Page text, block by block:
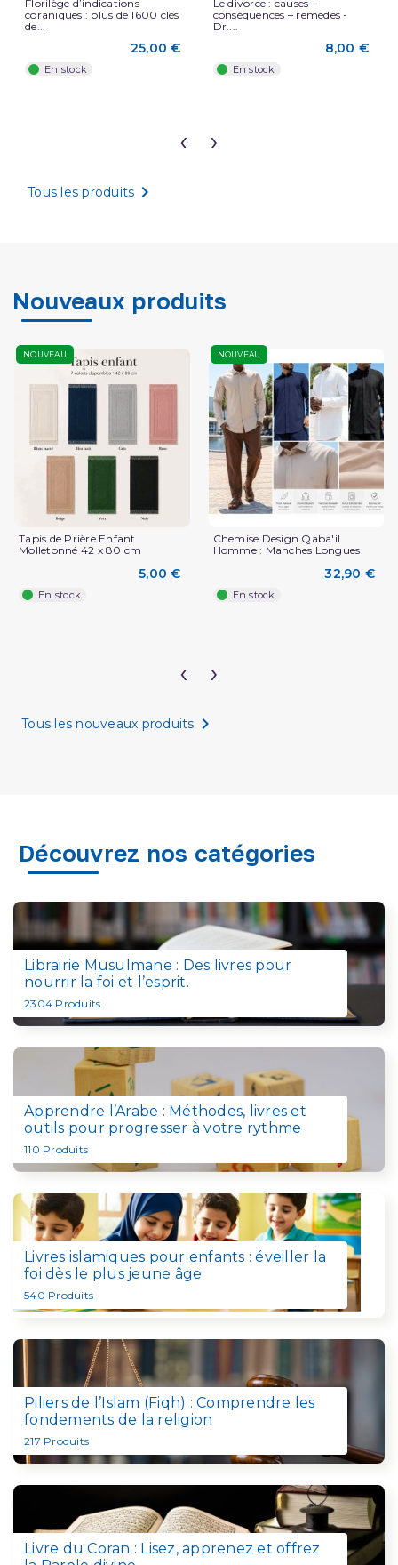
Florilège d’indications
coraniques : plus de 1600 clés
de...
25,00 €
En stock
Le divorce : causes -
conséquences – remèdes -
Dr....
8,00 €
En stock
‹ ›
Tous les produits 
Nouveaux produits
NOUVEAU
Tapis de Prière Enfant
Molletonné 42 x 80 cm
5,00 €
En stock
NOUVEAU
Chemise Design Qaba'il
Homme : Manches Longues
32,90 €
En stock
‹ ›
Tous les nouveaux produits 
Découvrez nos catégories
Librairie Musulmane : Des livres pour
nourrir la foi et l’esprit.
2304 Produits
Apprendre l’Arabe : Méthodes, livres et
outils pour progresser à votre rythme
110 Produits
Livres islamiques pour enfants : éveiller la
foi dès le plus jeune âge
540 Produits
Piliers de l’Islam (Fiqh) : Comprendre les
fondements de la religion
217 Produits
Livre du Coran : Lisez, apprenez et offrez